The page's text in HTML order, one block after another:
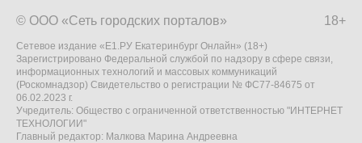
18+
© ООО «Сеть городских порталов»
Сетевое издание «Е1.РУ Екатеринбург Онлайн» (18+)
Зарегистрировано Федеральной службой по надзору в сфере связи,
информационных технологий и массовых коммуникаций
(Роскомнадзор) Свидетельство о регистрации № ФС77-84675 от
06.02.2023 г.
Учредитель: Общество с ограниченной ответственностью "ИНТЕРНЕТ
ТЕХНОЛОГИИ"
Главный редактор: Малкова Марина Андреевна